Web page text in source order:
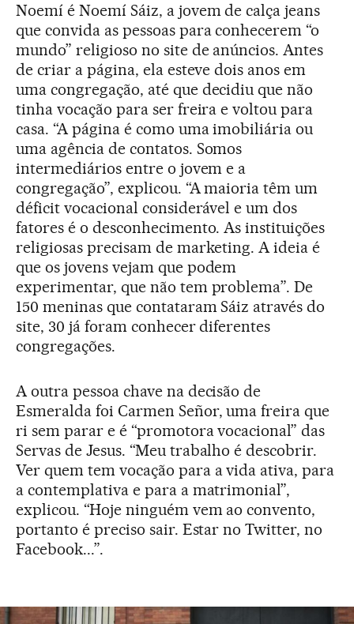
Noemí é Noemí Sáiz, a jovem de calça jeans
que convida as pessoas para conhecerem “o
mundo” religioso no site de anúncios. Antes
de criar a página, ela esteve dois anos em
uma congregação, até que decidiu que não
tinha vocação para ser freira e voltou para
casa. “A página é como uma imobiliária ou
uma agência de contatos. Somos
intermediários entre o jovem e a
congregação”, explicou. “A maioria têm um
déficit vocacional considerável e um dos
fatores é o desconhecimento. As instituições
religiosas precisam de marketing. A ideia é
que os jovens vejam que podem
experimentar, que não tem problema”. De
150 meninas que contataram Sáiz através do
site, 30 já foram conhecer diferentes
congregações.
A outra pessoa chave na decisão de
Esmeralda foi Carmen Señor, uma freira que
ri sem parar e é “promotora vocacional” das
Servas de Jesus. “Meu trabalho é descobrir.
Ver quem tem vocação para a vida ativa, para
a contemplativa e para a matrimonial”,
explicou. “Hoje ninguém vem ao convento,
portanto é preciso sair. Estar no Twitter, no
Facebook...”.